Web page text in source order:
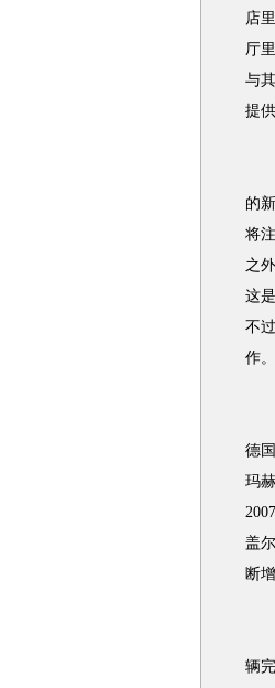
店
厅
与
提
尊
的
将
之
这
不
作
沙
德
玛
盖
断
辆